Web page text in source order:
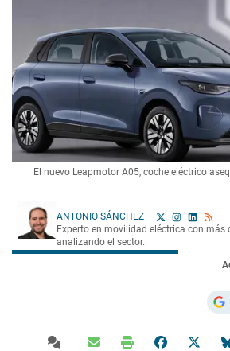
El nuevo Leapmotor A05, coche eléctrico
ANTONIO SÁNCHEZ
Experto en movilidad eléctrica con más
analizando el sector.